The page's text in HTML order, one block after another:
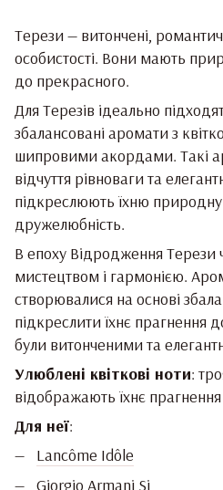
Терези — витончені,
особистості. Вони мають
до прекрасного.
Для Терезів ідеально
збалансовані аромати з
шипровими акордами. Такі
відчуття рівноваги та
підкреслюють їхню природну
дружелюбність.
В епоху Відродження Терези
мистецтвом і гармонією.
створювалися на основі
підкреслити їхнє прагнення
були витонченими та
Улюблені квіткові ноти:
відображають їхнє
Для неї:
Lancôme Idôle
Giorgio Armani Si